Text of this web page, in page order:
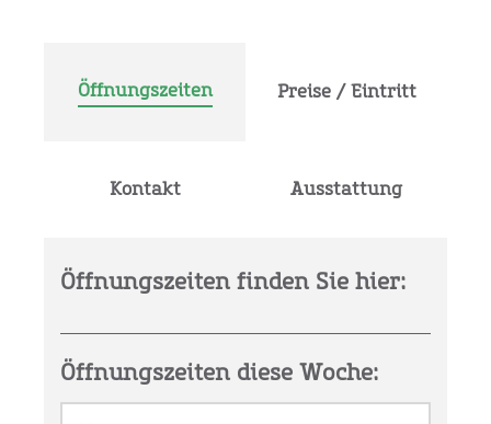
Öffnungszeiten Preise / Eintritt
Kontakt Ausstattung
Öffnungszeiten finden Sie hier:
Öffnungszeiten diese Woche: